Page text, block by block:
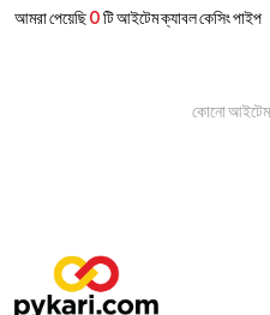
আমরা পেয়েছি0টি আইটেম ক্যাবল কেসিং পাইপ
কোনো আইটেম